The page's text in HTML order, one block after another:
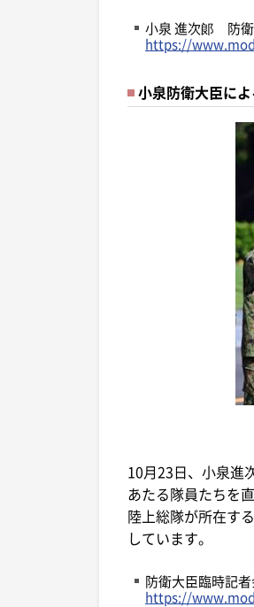
小泉 進次郞 防
https://
小泉防衛大臣に
10月23日、小泉進
あたる隊員たちを
陸上総隊が所在す
しています。
防衛大臣臨時記
https://